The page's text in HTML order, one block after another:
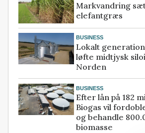
Markvandring
elefantgræs
BUSINESS
Lokalt
løfte midtjysk
Norden
BUSINESS
Efter lån på 182
Biogas vil
og behandle
biomasse